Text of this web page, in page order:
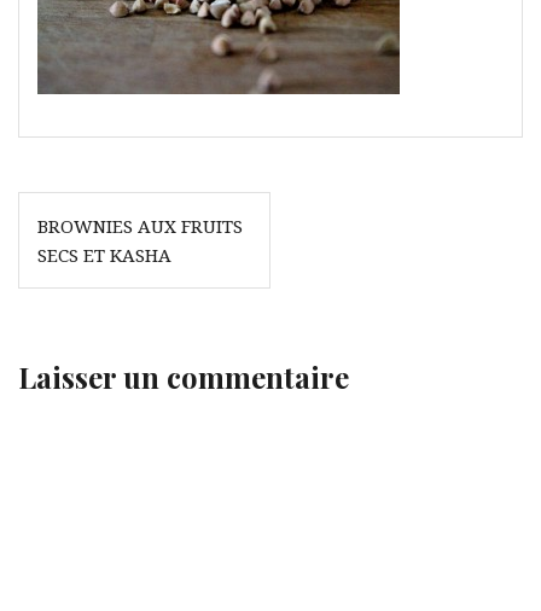
Navigation
de
l’article
BROWNIES AUX FRUITS
SECS ET KASHA
Laisser un commentaire